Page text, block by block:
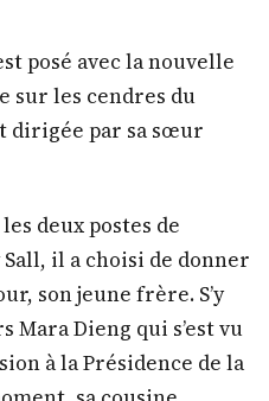
posé avec la nouvelle
sur les cendres du
dirigée par sa sœur
deux postes de
il a choisi de donner
son jeune frère. S’y
Mara Dieng qui s’est vu
à la Présidence de la